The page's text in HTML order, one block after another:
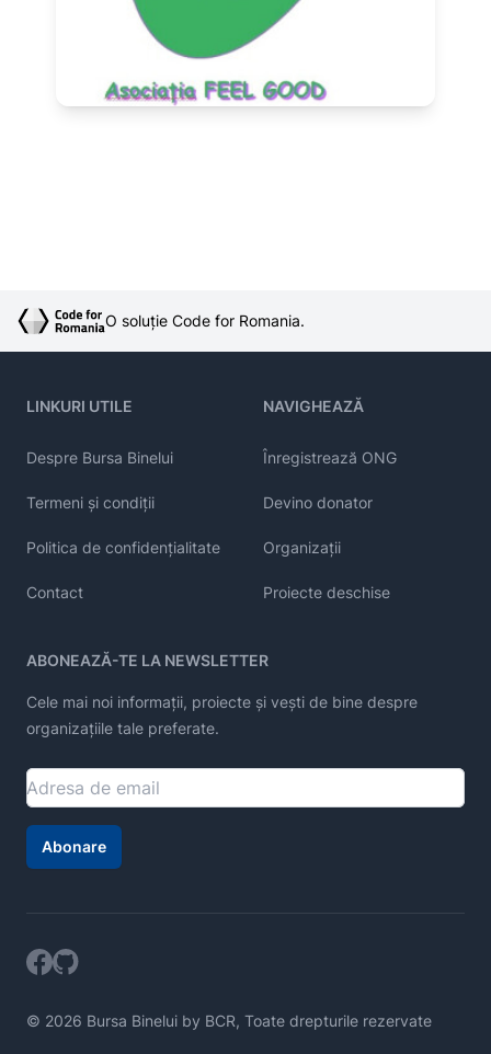
O soluție Code for Romania.
LINKURI UTILE
Despre Bursa Binelui
Termeni și condiții
Politica de confidențialitate
Contact
NAVIGHEAZĂ
Înregistrează ONG
Devino donator
Organizații
Proiecte deschise
ABONEAZĂ-TE LA NEWSLETTER
Cele mai noi informații, proiecte și vești de bine despre
organizațiile tale preferate.
Abonare
© 2026 Bursa Binelui by BCR, Toate drepturile rezervate